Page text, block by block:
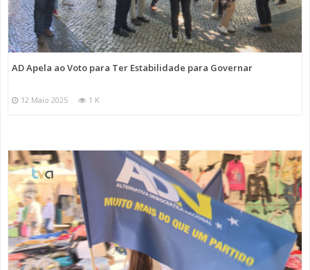
AD Apela ao Voto para Ter Estabilidade para Governar
12 Maio 2025 1 K